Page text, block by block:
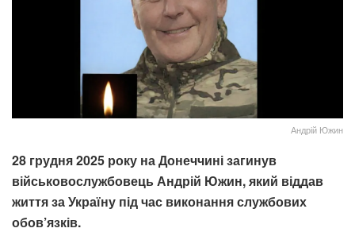
Андрій Южин
28 грудня 2025 року на Донеччині загинув
військовослужбовець Андрій Южин, який віддав
життя за Україну під час виконання службових
обов’язків.